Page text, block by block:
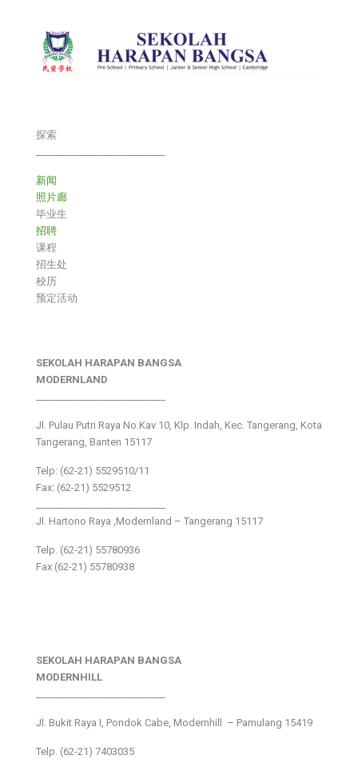
探索
新闻
照片廊
毕业生
招聘
课程
招生处
校历
预定活动
SEKOLAH HARAPAN BANGSA
MODERNLAND
Jl. Pulau Putri Raya No.Kav 10, Klp. Indah, Kec. Tangerang, Kota
Tangerang, Banten 15117
Telp: (62-21) 5529510/11
Fax: (62-21) 5529512
Jl. Hartono Raya ,Modernland – Tangerang 15117
Telp. (62-21) 55780936
Fax (62-21) 55780938
SEKOLAH HARAPAN BANGSA
MODERNHILL
Jl. Bukit Raya I, Pondok Cabe, Modernhill – Pamulang 15419
Telp. (62-21) 7403035